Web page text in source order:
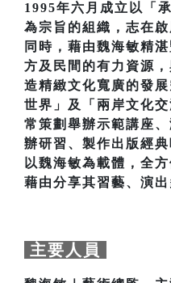
1995年六月成立以「
為宗旨的組織，志在
同時，藉由魏海敏精
方及民間的有力資源
造精緻文化寬廣的發
世界」及「兩岸文化
常策劃舉辦示範講座
辦研習、製作出版經
以魏海敏為載體，全
藉由分享其習藝、演
主要人員